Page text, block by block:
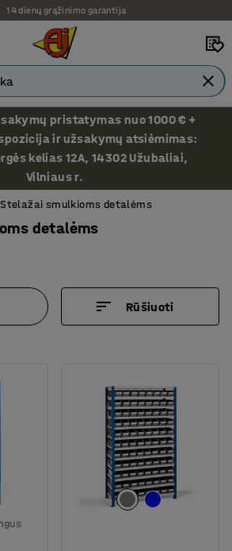
Ekspozicija Vilniuje
pristatymas nuo 1000 € +
ir užsakymų atsiėmimas:
kelias 12A, 14302 Užubaliai,
Vilniaus r.
Stelažai smulkioms detalėms
detalėms
Rūšiuoti